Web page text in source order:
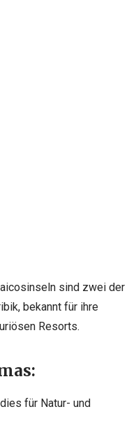
sind zwei der
bekannt für ihre
Resorts.
für Natur- und